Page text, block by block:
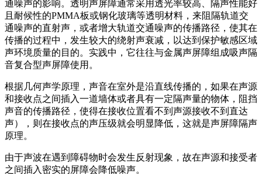
通噪声的影响。透明声屏障通常采用透光率较高、隔声性能好
且耐候性的PMMA板或钢化玻璃等透明材料，来阻隔轨道交
通噪声的直射声，或者增大轨道交通噪声的传播路径，使其在
传播的过程中，发生较大的绕射声衰减，以达到保护敏感区域
声环境质量的目的。实践中，它往往与金属声屏障组成吸声隔
音复合型声屏障使用。
根据几何声学原理，声音在室外是沿直线传播的，如果在声源
和接收点之间插入一道墙体或者具有一定隔声量的物体，阻挡
声音的传播路径，使得在接收位置看不到声源接收不到直达
声），则在接收点的声压级就会明显降低，这就是声屏障隔声
原理。
由于声波在遇到障碍物时会发生反射现象，故在声源和接受者
之间插入密实的屏障会降低噪声。